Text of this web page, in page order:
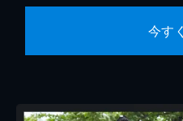
今す